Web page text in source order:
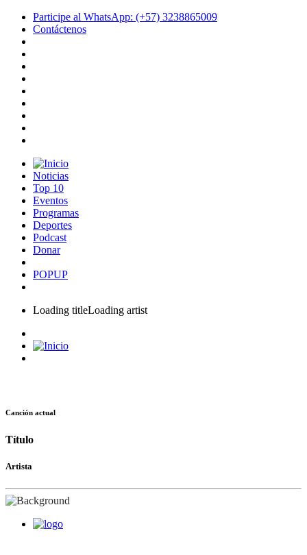
Participe al WhatsApp: (+57) 3238865009
Contáctenos
Noticias
Top 10
Eventos
Programas
Deportes
Podcast
Donar
POPUP
Loading titleLoading artist
Canción actual
Título
Artista